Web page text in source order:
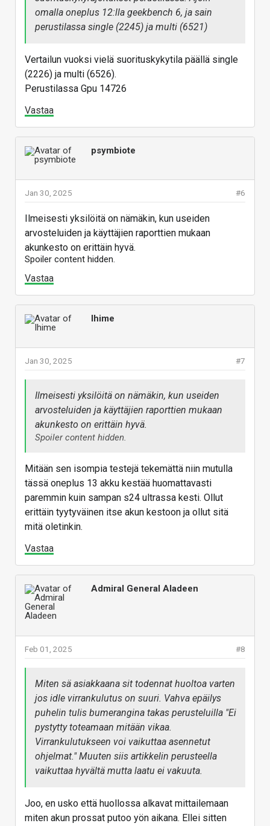
omalla oneplus 12:lla geekbench 6, ja sain
perustilassa single (2245) ja multi (6521)
Vertailun vuoksi vielä suorituskykytila päällä single
(2226) ja multi (6526).
Perustilassa Gpu 14726
Vastaa
psymbiote
#6
Jan 30, 2025
Ilmeisesti yksilöitä on nämäkin, kun useiden
arvosteluiden ja käyttäjien raporttien mukaan
akunkesto on erittäin hyvä.
Spoiler content hidden.
Vastaa
Ihime
#7
Jan 30, 2025
Ilmeisesti yksilöitä on nämäkin, kun useiden
arvosteluiden ja käyttäjien raporttien mukaan
akunkesto on erittäin hyvä.
Spoiler content hidden.
Mitään sen isompia testejä tekemättä niin mutulla
tässä oneplus 13 akku kestää huomattavasti
paremmin kuin sampan s24 ultrassa kesti. Ollut
erittäin tyytyväinen itse akun kestoon ja ollut sitä
mitä oletinkin.
Vastaa
Admiral General Aladeen
#8
Feb 01, 2025
Miten sä asiakkaana sit todennat huoltoa varten
jos idle virrankulutus on suuri. Vahva epäilys
puhelin tulis bumerangina takas perusteluilla "Ei
pystytty toteamaan mitään vikaa.
Virrankulutukseen voi vaikuttaa asennetut
ohjelmat." Muuten siis artikkelin perusteella
vaikuttaa hyvältä mutta laatu ei vakuuta.
Joo, en usko että huollossa alkavat mittailemaan
miten akun prossat putoo yön aikana. Ellei sitten